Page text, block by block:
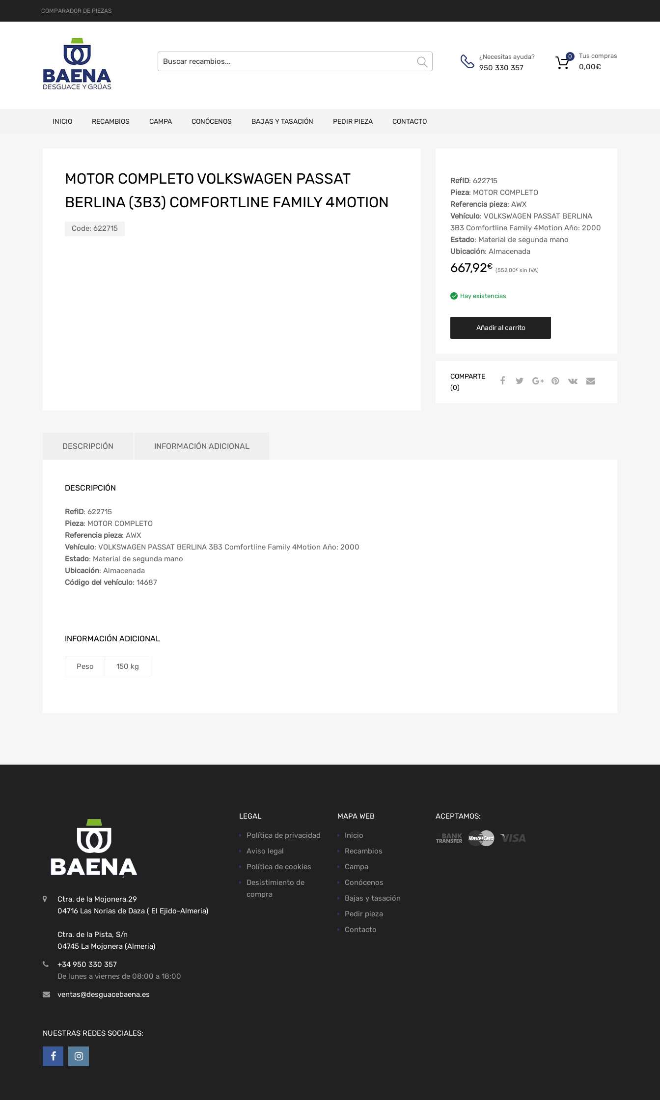
COMPARADOR DE PIEZAS
¿Necesitas ayuda?
950 330 357
Tus compras
0,00€
0
INICIO RECAMBIOS CAMPA CONÓCENOS BAJAS Y TASACIÓN PEDIR PIEZA CONTACTO
MOTOR COMPLETO VOLKSWAGEN PASSAT
BERLINA (3B3) COMFORTLINE FAMILY 4MOTION
Code: 622715
RefID: 622715
Pieza: MOTOR COMPLETO
Referencia pieza: AWX
Vehículo: VOLKSWAGEN PASSAT BERLINA
3B3 Comfortline Family 4Motion Año: 2000
Estado: Material de segunda mano
Ubicación: Almacenada
667,92€ 552,00€
Hay existencias
Añadir al carrito
COMPARTE
(0)
DESCRIPCIÓN INFORMACIÓN ADICIONAL
DESCRIPCIÓN
RefID: 622715
Pieza: MOTOR COMPLETO
Referencia pieza: AWX
Vehículo: VOLKSWAGEN PASSAT BERLINA 3B3 Comfortline Family 4Motion Año: 2000
Estado: Material de segunda mano
Ubicación: Almacenada
Código del vehículo: 14687
INFORMACIÓN ADICIONAL
Peso 150 kg
Ctra. de la Mojonera,29
04716 Las Norias de Daza ( El Ejido-Almeria)
Ctra. de la Pista, S/n
04745 La Mojonera (Almeria)
+34 950 330 357
De lunes a viernes de 08:00 a 18:00
ventas@desguacebaena.es
NUESTRAS REDES SOCIALES:
LEGAL
Política de privacidad
Aviso legal
Política de cookies
Desistimiento de
compra
MAPA WEB
Inicio
Recambios
Campa
Conócenos
Bajas y tasación
Pedir pieza
Contacto
ACEPTAMOS: